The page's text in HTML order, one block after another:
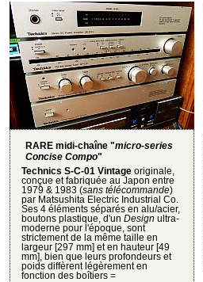
RARE midi-chaîne "micro-series
Concise Compo"
Technics S-C-01 Vintage originale,
conçue et fabriquée au Japon entre
1979 & 1983 (sans télécommande)
par Matsushita Electric Industrial Co.
Ses 4 éléments séparés en alu/acier,
boutons plastique, d'un Design ultra-
moderne pour l'époque, sont
strictement de la même taille en
largeur [297 mm] et en hauteur [49
mm], bien que leurs profondeurs et
poids diffèrent légèrement en
fonction des boîtiers =